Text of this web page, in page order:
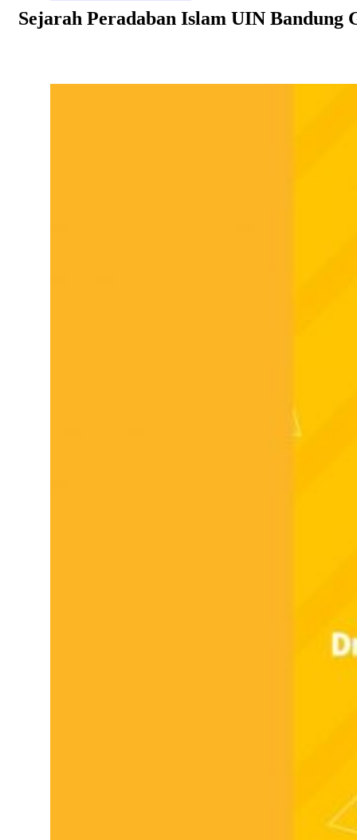
Sejarah Peradaban Islam UIN Bandung